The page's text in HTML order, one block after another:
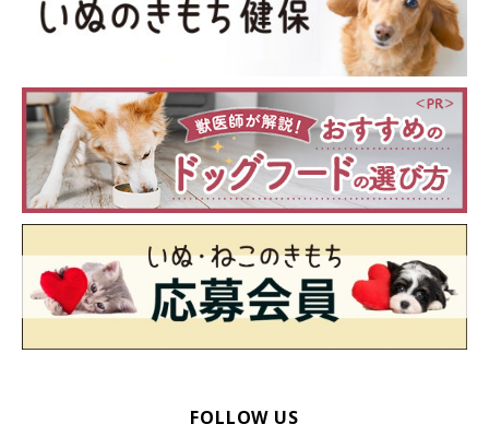
先からしっぽの先まで喜びが全身に表れるのだとか。
そんなこんちゃんは、表情も人みたいにコロコロ変わるといい、
飼い主さんは
「見ていて本当にわかりやすいコだな」
と感じてい
るそうです。
飼い主さん：
「我が家にはもう1頭黒柴のコがいるのですが、そのコがおとな
しくて感情をあまり表に出さないコなんです。なので、比べると
よりこんちゃんは喜怒哀楽がわかりやすいコだなぁと思います。
とにかく嬉しいことがたくさんあるのか、こんちゃんは一日中し
FOLLOW US